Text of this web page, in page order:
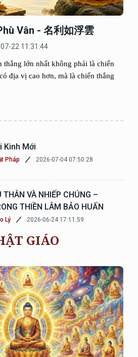
Vân - 名利如浮雲
22 11:31:44
thắng lớn nhất không phải là chiến
địa vị cao hơn, mà là chiến thắng
Kinh Mới
Pháp 2026-07-04 07:50:28
THÂN VÀ NHIẾP CHÚNG –
THIỀN LÂM BẢO HUẤN
Lý 2026-06-24 17:11:59
GIÁO